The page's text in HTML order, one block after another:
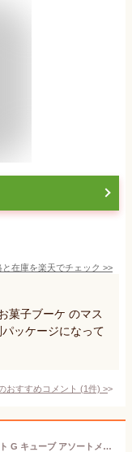
と在庫を楽天でチェック >>
菓子ブーケ のマス
ッケージになって
おすすめコメント (1件) >
ゴディバ公式（GODIVA） ブラックキャット G キューブ アソートメント（9粒入）ポーチ付き ハロウィン お菓子 プレゼント